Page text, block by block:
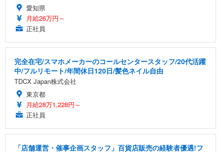
愛知県
月給26万円～
正社員
完全在宅/スマホメーカーのコールセンタースタッフ/20代活躍
中/フルリモート/年間休日120日/髪色ネイル自由
TDCX Japan株式会社
東京都
月給28万1,228円～
正社員
「店舗運営・催事企画スタッフ」百貨店販売の経験者優遇!フ